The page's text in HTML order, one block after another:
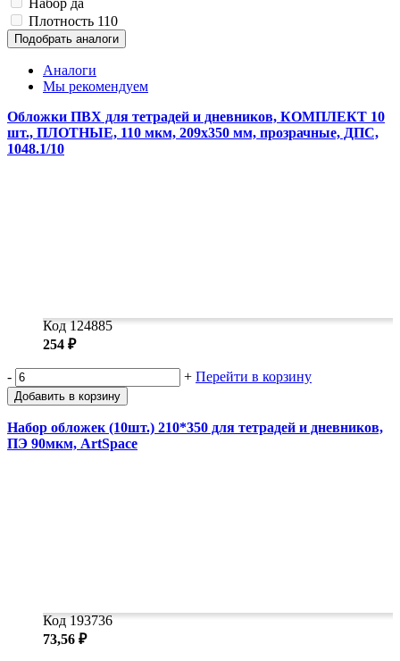
Набор да
Плотность 110
Подобрать аналоги
Аналоги
Мы рекомендуем
Обложки ПВХ для тетрадей и дневников, КОМПЛЕКТ 10
шт., ПЛОТНЫЕ, 110 мкм, 209х350 мм, прозрачные, ДПС,
1048.1/10
Код 124885
254 ₽
- + Перейти в корзину
Добавить в корзину
Набор обложек (10шт.) 210*350 для тетрадей и дневников,
ПЭ 90мкм, ArtSpace
Код 193736
73,56 ₽